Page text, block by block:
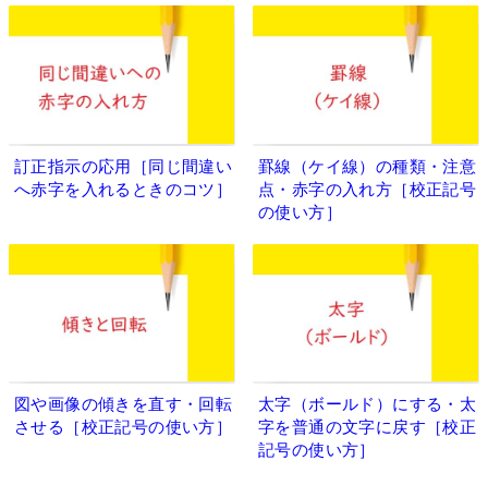
訂正指示の応用［同じ間違い
へ赤字を入れるときのコツ］
罫線（ケイ線）の種類・注意
点・赤字の入れ方［校正記号
の使い方］
図や画像の傾きを直す・回転
させる［校正記号の使い方］
太字（ボールド）にする・太
字を普通の文字に戻す［校正
記号の使い方］